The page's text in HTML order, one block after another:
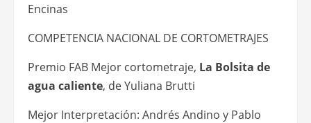
Encinas
COMPETENCIA NACIONAL DE CORTOMETRAJES
Premio FAB Mejor cortometraje, La Bolsita de
agua caliente, de Yuliana Brutti
Mejor Interpretación: Andrés Andino y Pablo